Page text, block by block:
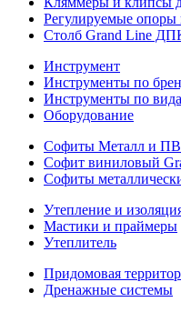
Регулируемые
Столб Grand Line
Инструмент
Инструменты по
Инструменты по
Оборудование
Софиты Металл и
Софит виниловый
Софиты
Утепление и
Мастики и праймеры
Утеплитель
Придомовая
Дренажные системы